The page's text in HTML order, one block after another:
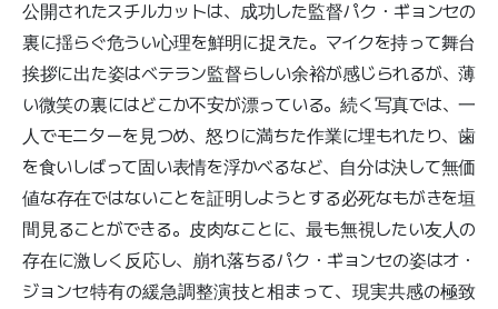
公開されたスチルカットは、成功した監督パク・ギョンセの
裏に揺らぐ危うい心理を鮮明に捉えた。マイクを持って舞台
挨拶に出た姿はベテラン監督らしい余裕が感じられるが、薄
い微笑の裏にはどこか不安が漂っている。続く写真では、一
人でモニターを見つめ、怒りに満ちた作業に埋もれたり、歯
を食いしばって固い表情を浮かべるなど、自分は決して無価
値な存在ではないことを証明しようとする必死なもがきを垣
間見ることができる。皮肉なことに、最も無視したい友人の
存在に激しく反応し、崩れ落ちるパク・ギョンセの姿はオ・
ジョンセ特有の緩急調整演技と相まって、現実共感の極致